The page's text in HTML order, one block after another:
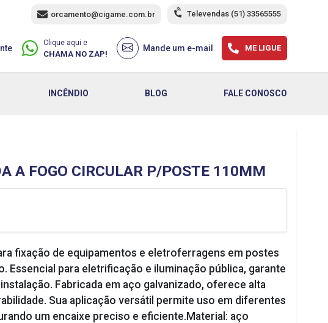
orcamento@cigame.com.br Televendas (51) 33565555
Clique aqui e
CHAMA NO ZAP!
Mande um e-mail ME LIGUE
INCÊNDIO BLOG FALE CONOSCO
A FOGO CIRCULAR P/POSTE 110MM
fixação de equipamentos e eletroferragens em postes
Essencial para eletrificação e iluminação pública, garante
Fabricada em aço galvanizado, oferece alta
Sua aplicação versátil permite uso em diferentes
um encaixe preciso e eficiente.Material: aço